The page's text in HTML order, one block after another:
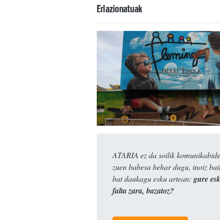
Erlazionatuak
ATARIA ez da soilik
zuen babesa behar dugu, inoiz
bat daukagu esku artean: gure
falta zara, bazatoz?